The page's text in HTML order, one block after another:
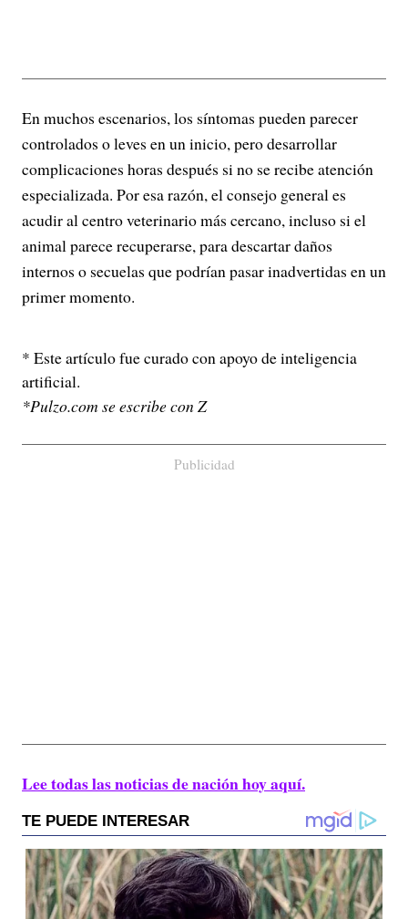
En muchos escenarios, los síntomas pueden parecer
controlados o leves en un inicio, pero desarrollar
complicaciones horas después si no se recibe atención
especializada. Por esa razón, el consejo general es
acudir al centro veterinario más cercano, incluso si el
animal parece recuperarse, para descartar daños
internos o secuelas que podrían pasar inadvertidas en un
primer momento.
* Este artículo fue curado con apoyo de inteligencia
artificial.
*Pulzo.com se escribe con Z
Publicidad
Lee todas las noticias de nación hoy aquí.